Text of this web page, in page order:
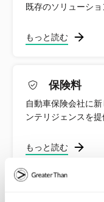
既存のソリューショ
もっと読む
保険料
自動車保険会社に
ンテリジェンスを提
もっと読む